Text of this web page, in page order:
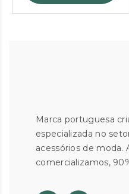
Marca portuguesa
especializada no
acessórios de moda.
comercializamos,